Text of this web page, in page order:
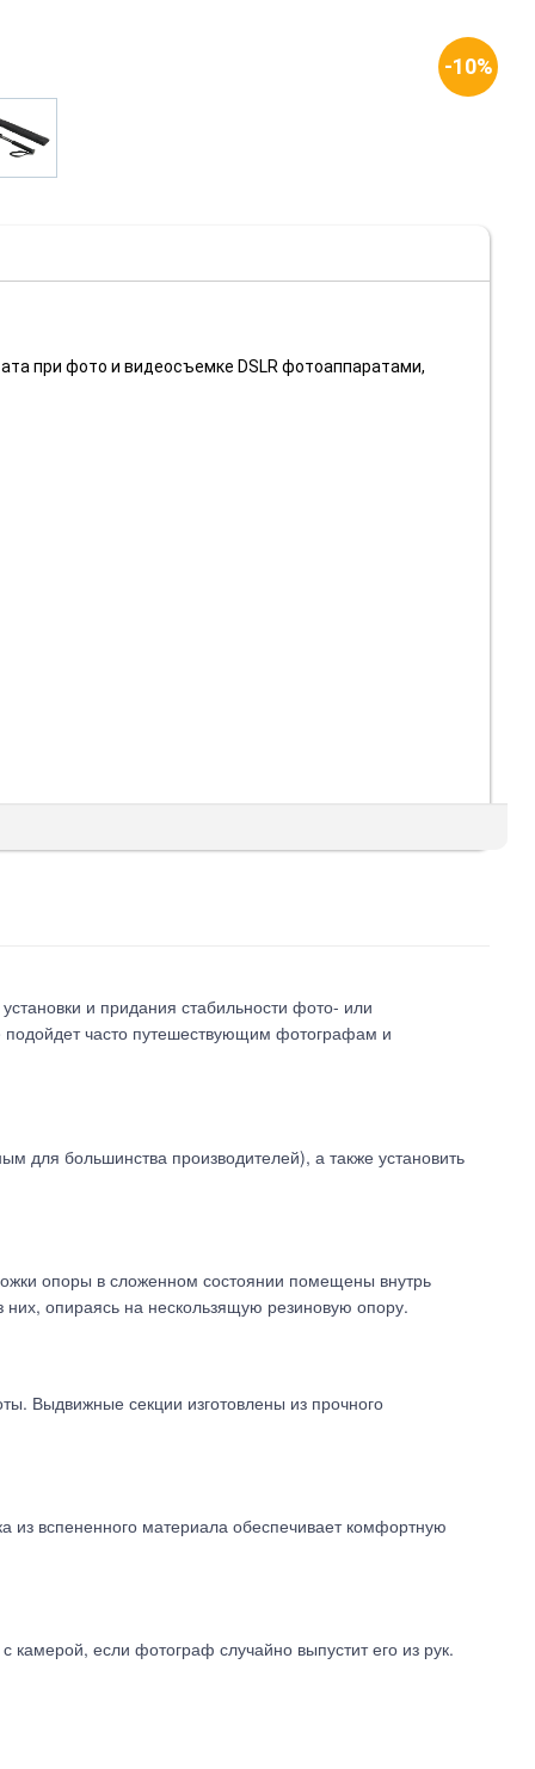
-10%
при фото и видеосъемке DSLR фотоаппаратами,
и придания стабильности фото- или
подойдет часто путешествующим фотографам и
для большинства производителей), а также установить
опоры в сложенном состоянии помещены внутрь
опираясь на нескользящую резиновую опору.
Выдвижные секции изготовлены из прочного
из вспененного материала обеспечивает комфортную
если фотограф случайно выпустит его из рук.